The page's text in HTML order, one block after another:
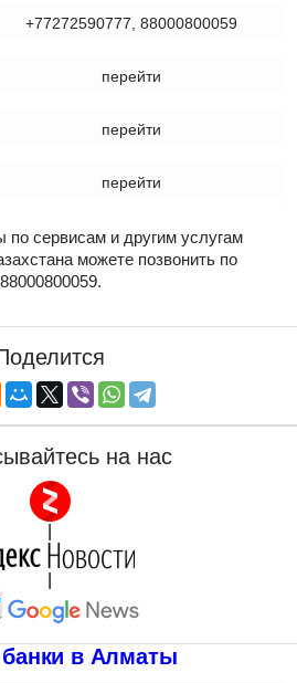
+77272590777, 88000800059
перейти
перейти
перейти
по сервисам и другим услугам
можете позвонить по
на нас
банки в Алматы